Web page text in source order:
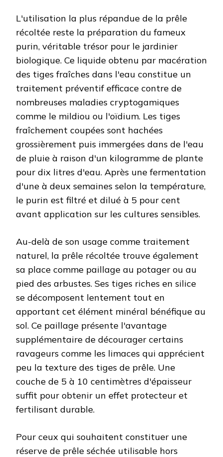
L'utilisation la plus répandue de la prêle
récoltée reste la préparation du fameux
purin, véritable trésor pour le jardinier
biologique. Ce liquide obtenu par macération
des tiges fraîches dans l'eau constitue un
traitement préventif efficace contre de
nombreuses maladies cryptogamiques
comme le mildiou ou l'oïdium. Les tiges
fraîchement coupées sont hachées
grossièrement puis immergées dans de l'eau
de pluie à raison d'un kilogramme de plante
pour dix litres d'eau. Après une fermentation
d'une à deux semaines selon la température,
le purin est filtré et dilué à 5 pour cent
avant application sur les cultures sensibles.
Au-delà de son usage comme traitement
naturel, la prêle récoltée trouve également
sa place comme paillage au potager ou au
pied des arbustes. Ses tiges riches en silice
se décomposent lentement tout en
apportant cet élément minéral bénéfique au
sol. Ce paillage présente l'avantage
supplémentaire de décourager certains
ravageurs comme les limaces qui apprécient
peu la texture des tiges de prêle. Une
couche de 5 à 10 centimètres d'épaisseur
suffit pour obtenir un effet protecteur et
fertilisant durable.
Pour ceux qui souhaitent constituer une
réserve de prêle séchée utilisable hors